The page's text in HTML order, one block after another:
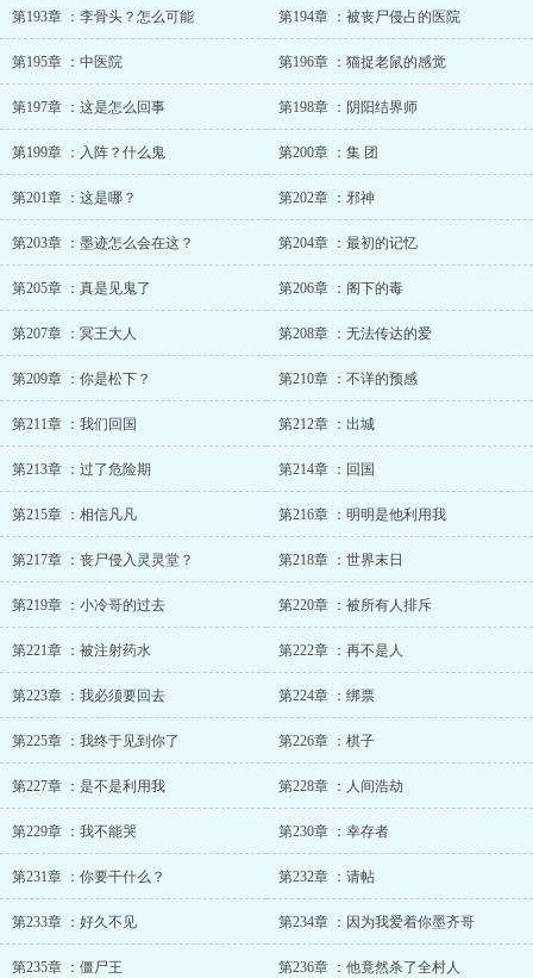
第193章 ：李骨头？怎么可能 第194章 ：被丧尸侵占的医院
第195章 ：中医院 第196章 ：猫捉老鼠的感觉
第197章 ：这是怎么回事 第198章 ：阴阳结界师
第199章 ：入阵？什么鬼 第200章 ：集 团
第201章 ：这是哪？ 第202章 ：邪神
第203章 ：墨迹怎么会在这？ 第204章 ：最初的记忆
第205章 ：真是见鬼了 第206章 ：阁下的毒
第207章 ：冥王大人 第208章 ：无法传达的爱
第209章 ：你是松下？ 第210章 ：不详的预感
第211章 ：我们回国 第212章 ：出城
第213章 ：过了危险期 第214章 ：回国
第215章 ：相信凡凡 第216章 ：明明是他利用我
第217章 ：丧尸侵入灵灵堂？ 第218章 ：世界末日
第219章 ：小冷哥的过去 第220章 ：被所有人排斥
第221章 ：被注射药水 第222章 ：再不是人
第223章 ：我必须要回去 第224章 ：绑票
第225章 ：我终于见到你了 第226章 ：棋子
第227章 ：是不是利用我 第228章 ：人间浩劫
第229章 ：我不能哭 第230章 ：幸存者
第231章 ：你要干什么？ 第232章 ：请帖
第233章 ：好久不见 第234章 ：因为我爱着你墨齐哥
第235章 ：僵尸王 第236章 ：他竟然杀了全村人